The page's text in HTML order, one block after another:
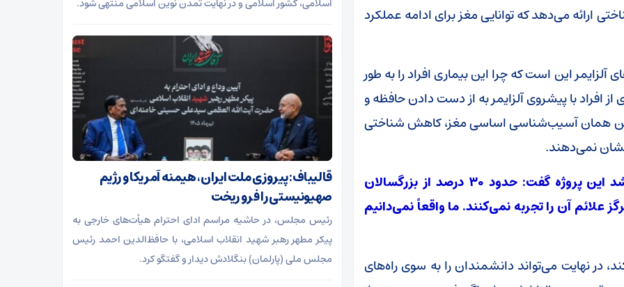
ارائه می‌دهد که توانایی مغز برای ادامه عملکرد
این است که چرا این بیماری افراد را به طور
افراد با پیشروی آلزایمر به از دست دادن حافظه و
همان آسیب‌شناسی اساسی مغز، کاهش شناختی
نمی‌دهند.
«اوگنیا سالتا»(Evgenia Salta)، پژوهشگر ارشد این پروژه گفت: حدود ۳۰ درصد از بزرگسالان
علائم آن را تجربه نمی‌کنند. ما واقعاً نمی‌دانیم
در نهایت می‌تواند دانشمندان را به سوی راه‌های
اسلامی، کشور اسلامی و در نهایت تمدن نوین اسلامی منتهی شود.
قالیباف: پیروزی ملت ایران، هیمنه آمریکا و رژیم
صهیونیستی را فرو ریخت
رئیس مجلس، در حاشیه مراسم ادای احترام هیأت‌های خارجی به
پیکر مطهر رهبر شهید انقلاب اسلامی، با حافظ‌الدین احمد رئیس
مجلس ملی (پارلمان) بنگلادش دیدار و گفتگو کرد.